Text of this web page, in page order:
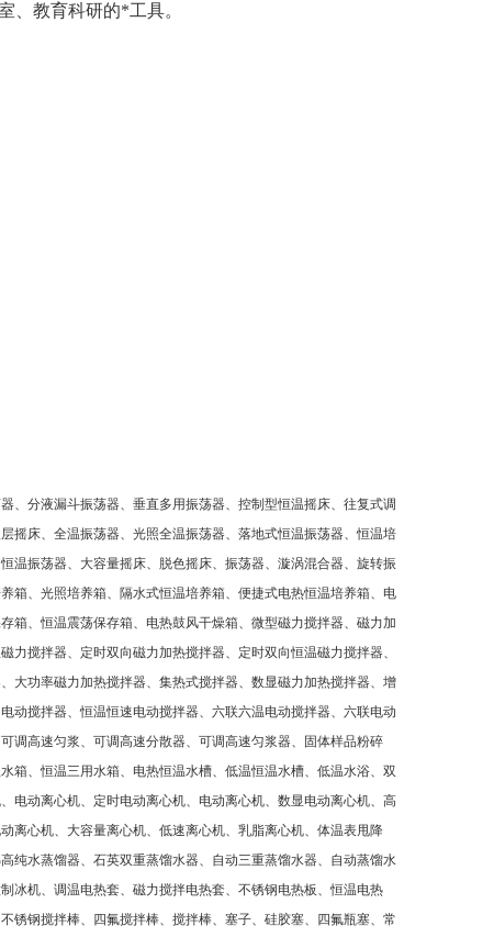
、教育科研的*工具。
、分液漏斗振荡器、垂直多用振荡器、控制型恒温摇床、往复式调
摇床、全温振荡器、光照全温振荡器、落地式恒温振荡器、恒温培
温振荡器、大容量摇床、脱色摇床、振荡器、漩涡混合器、旋转振
箱、光照培养箱、隔水式恒温培养箱、便捷式电热恒温培养箱、电
箱、恒温震荡保存箱、电热鼓风干燥箱、微型磁力搅拌器、磁力加
搅拌器、定时双向磁力加热搅拌器、定时双向恒温磁力搅拌器、
大功率磁力加热搅拌器、集热式搅拌器、数显磁力加热搅拌器、增
动搅拌器、恒温恒速电动搅拌器、六联六温电动搅拌器、六联电动
调高速匀浆、可调高速分散器、可调高速匀浆器、固体样品粉碎
箱、恒温三用水箱、电热恒温水槽、低温恒温水槽、低温水浴、双
电动离心机、定时电动离心机、电动离心机、数显电动离心机、高
离心机、大容量离心机、低速离心机、乳脂离心机、体温表甩降
纯水蒸馏器、石英双重蒸馏水器、自动三重蒸馏水器、自动蒸馏水
冰机、调温电热套、磁力搅拌电热套、不锈钢电热板、恒温电热
锈钢搅拌棒、四氟搅拌棒、搅拌棒、塞子、硅胶塞、四氟瓶塞、常